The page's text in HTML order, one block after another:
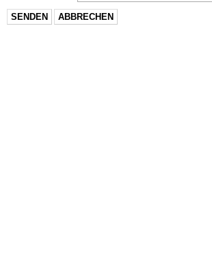
SENDEN ABBRECHEN